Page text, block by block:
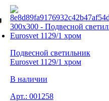
Подвесной светильник
Eurosvet 1129/1 хром
В наличии
Арт.: 001258